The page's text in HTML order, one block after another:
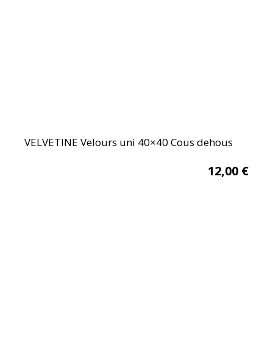
VELVETINE Velours uni 40×40 Cous dehous
12,00 €